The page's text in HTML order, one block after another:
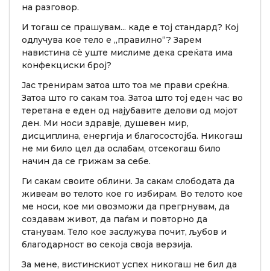
на разговор.
И тогаш се прашувам... каде е тој стандард? Кој
одлучува кое тело е „правилно“? Зарем
навистина сè уште мислиме дека среќата има
конфекциски број?
Јас тренирам затоа што тоа ме прави среќна.
Затоа што го сакам тоа. Затоа што тој еден час во
теретана е еден од најубавите делови од мојот
ден. Ми носи здравје, душевен мир,
дисциплина, енергија и благосостојба. Никогаш
не ми било цел да ослабам, отсекогаш било
начин да се грижам за себе.
Ги сакам своите облини. Ја сакам слободата да
живеам во телото кое го избирам. Во телото кое
ме носи, кое ми овозможи да прегрнувам, да
создавам живот, да паѓам и повторно да
станувам. Тело кое заслужува почит, љубов и
благодарност во секоја своја верзија.
За мене, вистинскиот успех никогаш не бил да